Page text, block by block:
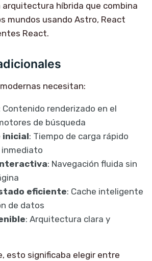
híbrida que combina
mundos usando Astro, React
React.
necesitan:
Contenido renderizado en el
de búsqueda
inicial: Tiempo de carga rápido
: Navegación fluida sin
eficiente: Cache inteligente
de datos
: Arquitectura clara y
esto significaba elegir entre